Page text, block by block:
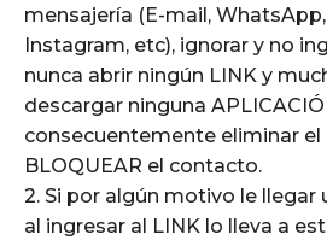
mensajería (E-mail,
Instagram, etc), ignorar y no
nunca abrir ningún LINK y
descargar ninguna
consecuentemente eliminar el
BLOQUEAR el contacto.
2. Si por algún motivo le llegar
al ingresar al LINK lo lleva a